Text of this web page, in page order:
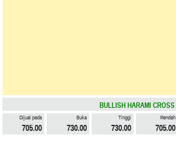
BULLISH HARAMI CROSS
Dijual pada
705.00
Buka
730.00
Tinggi
730.00
Rendah
705.00